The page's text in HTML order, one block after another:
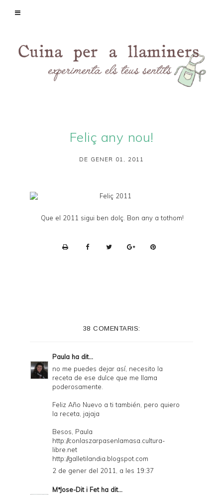
Feliç any nou!
DE GENER 01, 2011
Que el 2011 sigui ben dolç. Bon any a tothom!
i
l
y
a
n
38 COMENTARIS:
Paula ha dit...
no me puedes dejar así, necesito la
receta de ese dulce que me llama
poderosamente.
Feliz Año Nuevo a ti también, pero quiero
la receta, jajaja
Besos, Paula
http://conlaszarpasenlamasa.cultura-
libre.net
http://galletilandia.blogspot.com
2 de gener del 2011, a les 19:37
MªJose-Dit i Fetha dit...